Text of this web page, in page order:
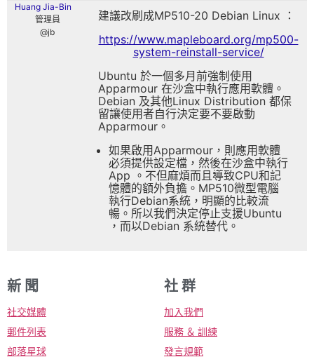
Huang Jia-Bin
管理員
@jb
建議改刷成MP510-20 Debian Linux ：
https://www.mapleboard.org/mp500-
system-reinstall-service/
Ubuntu 於一個多月前強制使用
Apparmour 在沙盒中執行應用軟體。
Debian 及其他Linux Distribution 都保
留讓使用者自行決定要不要啟動
Apparmour。
如果啟用Apparmour，則應用軟體
必須提供設定檔，然後在沙盒中執行
App 。不但麻煩而且導致CPU和記
憶體的額外負擔。MP510微型電腦
執行Debian系統，明顯的比較流
暢。所以我們決定停止支援Ubuntu
，而以Debian 系統替代。
新 聞
社交媒體
郵件列表
部落星球
社 群
加入我們
服務 ＆ 訓練
發言規範